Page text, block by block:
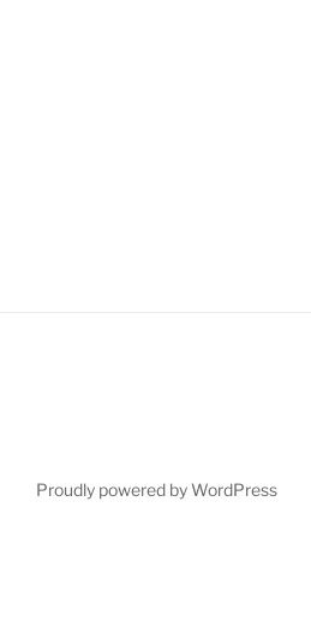
Proudly powered by WordPress